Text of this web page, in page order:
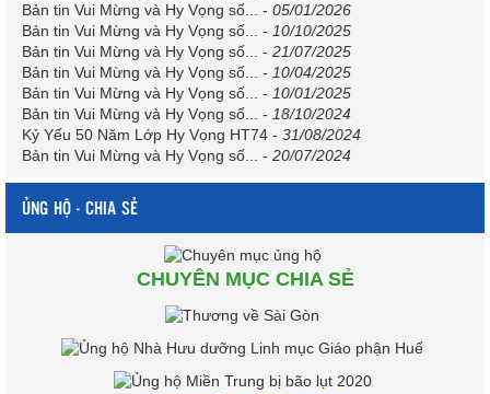
Bản tin Vui Mừng và Hy Vọng số... - 05/01/2026
Bản tin Vui Mừng và Hy Vọng số... - 10/10/2025
Bản tin Vui Mừng và Hy Vọng số... - 21/07/2025
Bản tin Vui Mừng và Hy Vọng số... - 10/04/2025
Bản tin Vui Mừng và Hy Vọng số... - 10/01/2025
Bản tin Vui Mừng và Hy Vọng số... - 18/10/2024
Kỷ Yếu 50 Năm Lớp Hy Vọng HT74 - 31/08/2024
Bản tin Vui Mừng và Hy Vọng số... - 20/07/2024
ỦNG HỘ - CHIA SẺ
CHUYÊN MỤC CHIA SẺ